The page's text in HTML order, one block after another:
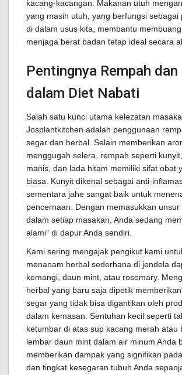
kacang-kacangan. Makanan utuh
yang masih utuh, yang berfungsi sebagai
di dalam usus kita, membantu
menjaga berat badan tetap ideal secara
Pentingnya Rempah dan
dalam Diet Nabati
Salah satu kunci utama kelezatan
Josplantkitchen adalah penggunaan
segar dan herbal. Selain memberikan
menggugah selera, rempah seperti
manis, dan lada hitam memiliki sifat obat
biasa. Kunyit dikenal sebagai anti-
sementara jahe sangat baik untuk
pencernaan. Dengan memasukkan
dalam setiap masakan, Anda sedang
alami" di dapur Anda sendiri.
Kami sering mengajak pengikut kami
menanam herbal sederhana di jendela
kemangi, daun mint, atau rosemary.
herbal yang baru saja dipetik
segar yang tidak bisa digantikan oleh
dalam kemasan. Sentuhan kecil seperti
ketumbar di atas sup kacang merah atau
lembar daun mint dalam air minum Anda
memberikan dampak yang signifikan
dan tingkat kesegaran tubuh Anda